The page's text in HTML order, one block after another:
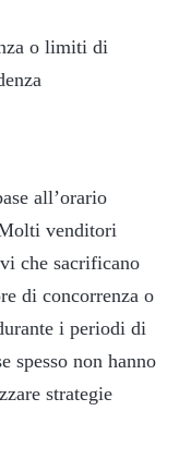
o limiti di
all’orario
venditori
che sacrificano
di concorrenza o
i periodi di
spesso non hanno
strategie